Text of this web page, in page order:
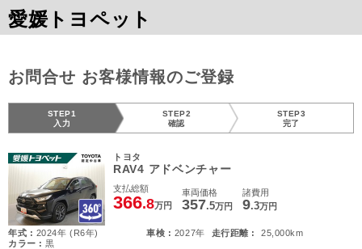
愛媛トヨペット
お問合せ お客様情報のご登録
STEP1
入力
STEP2
確認
STEP3
完了
トヨタ
RAV4 アドベンチャー
支払総額
366.8万円
車両価格
357.5万円
諸費用
9.3万円
年式 : 2024年 (R6年) 車検 : 2027年 走行距離 :
25,000km
カラー :黒